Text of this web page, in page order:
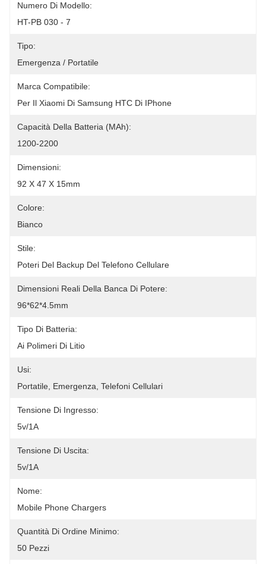
Numero Di Modello:
HT-PB 030 - 7
Tipo:
Emergenza / Portatile
Marca Compatibile:
Per Il Xiaomi Di Samsung HTC Di IPhone
Capacità Della Batteria (mAh):
1200-2200
Dimensioni:
92 X 47 X 15mm
Colore:
Bianco
Stile:
Poteri Del Backup Del Telefono Cellulare
Dimensioni Reali Della Banca Di Potere:
96*62*4.5mm
Tipo Di Batteria:
Ai Polimeri Di Litio
Usi:
Portatile, Emergenza, Telefoni Cellulari
Tensione Di Ingresso:
5v/1A
Tensione Di Uscita:
5v/1A
Nome:
Mobile Phone Chargers
Quantità Di Ordine Minimo:
50 Pezzi